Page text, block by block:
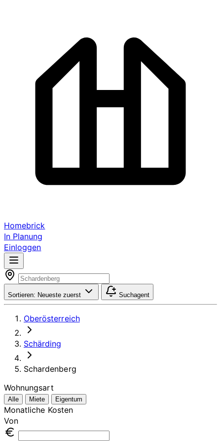
Homebrick
In Planung
Einloggen
Sortieren: Neueste zuerst Suchagent
Oberösterreich
Schärding
Schardenberg
Wohnungsart
Alle Miete Eigentum
Monatliche Kosten
Von